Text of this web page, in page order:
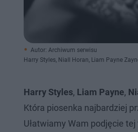
Autor: Archiwum serwisu
Harry Styles, Niall Horan, Liam Payne
Harry Styles, Liam Payne,
Która piosenka najbardziej
Ułatwiamy Wam podjęcie